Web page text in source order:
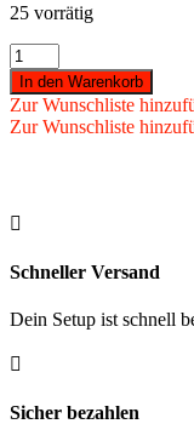
25 vorrätig
Karella
-
Steeldart
Fighter
90%
Menge
In den Warenkorb
Zur Wunschliste
Zur Wunschliste

Schneller Versand
Dein Setup ist schnell

Sicher bezahlen